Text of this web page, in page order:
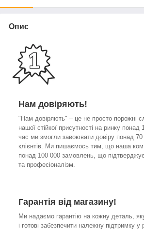
Опис
Нам довіряють!
"Нам довіряють" – це не просто порожні
нашої стійкої присутності на ринку понад
час ми змогли завоювати довіру понад
клієнтів. Ми пишаємось тим, що наша
понад 100 000 замовлень, що
та професіоналізм.
Гарантія від магазину!
Ми надаємо гарантію на кожну деталь,
і готові забезпечити належну підтримку у